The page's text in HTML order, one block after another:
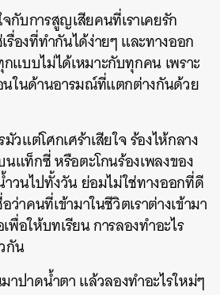
กับการสูญเสียคนที่เราเคยรัก
องที่ทำกันได้ง่ายๆ และทางออก
แบบไม่ได้เหมาะกับทุกคน เพราะ
นในด้านอารมณ์ที่แตกต่างกันด้วย
วแต่โศกเศร้าเสียใจ ร้องไห้กลาง
แท็กซี่ หรือตะโกนร้องเพลงของ
ำวนไปทั้งวัน ย่อมไม่ใช่ทางออกที่ดี
ว่าคนที่เข้ามาในชีวิตเราต่างเข้ามา
อให้บทเรียน การลองทำอะไร
กัน
าปาดน้ำตา แล้วลองทำอะไรใหม่ๆ